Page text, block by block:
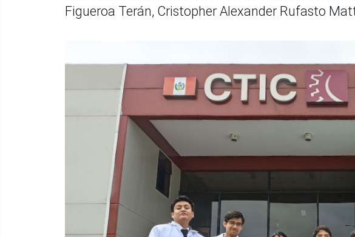
Figueroa Terán, Cristopher Alexander Rufasto